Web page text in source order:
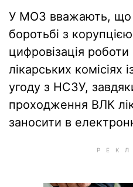
У МОЗ вважають, що
боротьбі з
цифровізація
лікарських комісіях
угоду з НСЗУ,
проходження ВЛК
заносити в